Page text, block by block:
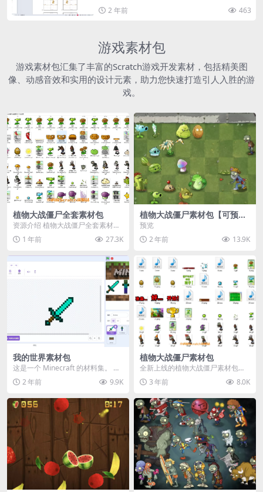
2 年前 463
游戏素材包
游戏素材包汇集了丰富的Scratch游戏开发素材，包括精美图
像、动感音效和实用的设计元素，助力您快速打造引人入胜的游
戏。
植物大战僵尸全套素材包
资源介绍 植物大战僵尸全套素材
包，包含227个丰富多样的素材，
涵盖角色、背景、动...
1 年前 27.3K
植物大战僵尸素材包【可预
览】
预览
2 年前
13.9K
我的世界素材包
这是一个 Minecraft 的材料集。 操
作方法如下： 工具 → 右箭头 怪物...
2 年前 9.9K
植物大战僵尸素材包
全新上线的植物大战僵尸素材包，
内含48个精选资源，涵盖角色、场
景、音效等多样内容...
3 年前 8.0K